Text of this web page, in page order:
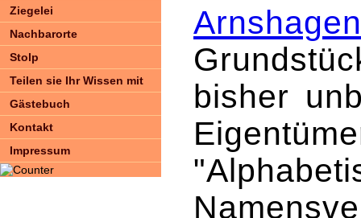
Ziegelei
Nachbarorte
Stolp
Teilen sie Ihr Wissen mit
Gästebuch
Kontakt
Impressum
Arnshagen
bisher